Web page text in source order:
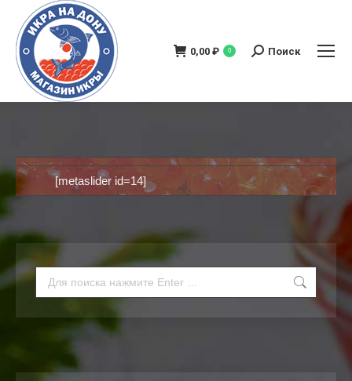
0,00 ₽ 0 Поиск:
Поиск
[metaslider id=14]
Поиск: